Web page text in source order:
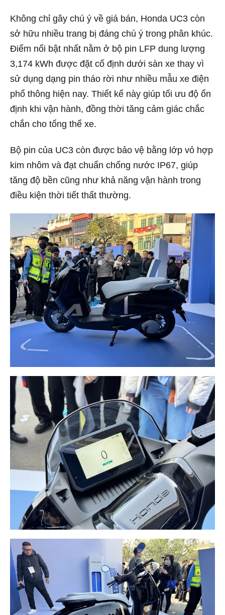
Không chỉ gây chú ý về giá bán, Honda UC3 còn
sở hữu nhiều trang bị đáng chú ý trong phân khúc.
Điểm nổi bật nhất nằm ở bộ pin LFP dung lượng
3,174 kWh được đặt cố định dưới sàn xe thay vì
sử dụng dạng pin tháo rời như nhiều mẫu xe điện
phổ thông hiện nay. Thiết kế này giúp tối ưu độ ổn
định khi vận hành, đồng thời tăng cảm giác chắc
chắn cho tổng thể xe.
Bộ pin của UC3 còn được bảo vệ bằng lớp vỏ hợp
kim nhôm và đạt chuẩn chống nước IP67, giúp
tăng độ bền cũng như khả năng vận hành trong
điều kiện thời tiết thất thường.